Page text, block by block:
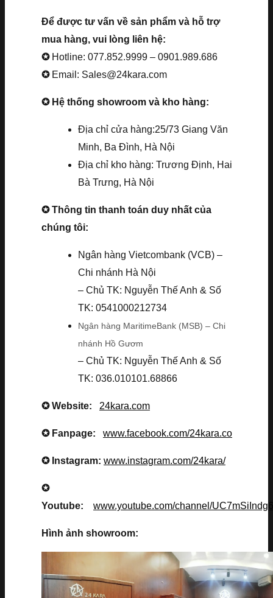
Để được tư vấn về sản phẩm và hỗ trợ
mua hàng, vui lòng liên hệ:
✪ Hotline: 077.852.9999 – 0901.989.686
✪ Email: Sales@24kara.com
✪ Hệ thống showroom và kho hàng:
Địa chỉ cửa hàng:25/73 Giang Văn
Minh, Ba Đình, Hà Nội
Địa chỉ kho hàng: Trương Định, Hai
Bà Trưng, Hà Nội
✪ Thông tin thanh toán duy nhất của
chúng tôi:
Ngân hàng Vietcombank (VCB) –
Chi nhánh Hà Nội
– Chủ TK: Nguyễn Thế Anh & Số
TK: 0541000212734
Ngân hàng MaritimeBank (MSB) – Chi
nhánh Hồ Gươm
– Chủ TK: Nguyễn Thế Anh & Số
TK: 036.010101.68866
✪ Website: 24kara.com
✪ Fanpage: www.facebook.com/24kara.co
✪ Instagram: www.instagram.com/24kara/
✪
Youtube: www.youtube.com/channel/
Hình ảnh showroom: